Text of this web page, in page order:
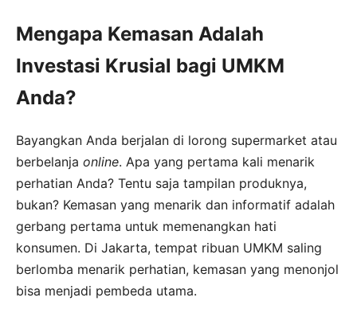
Mengapa Kemasan Adalah
Investasi Krusial bagi UMKM
Anda?
Bayangkan Anda berjalan di lorong supermarket atau
berbelanja online. Apa yang pertama kali menarik
perhatian Anda? Tentu saja tampilan produknya,
bukan? Kemasan yang menarik dan informatif adalah
gerbang pertama untuk memenangkan hati
konsumen. Di Jakarta, tempat ribuan UMKM saling
berlomba menarik perhatian, kemasan yang menonjol
bisa menjadi pembeda utama.